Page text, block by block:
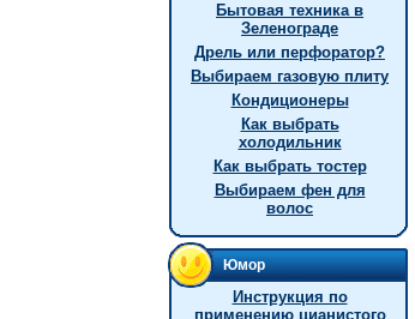
Бытовая техника в
Зеленограде
Дрель или перфоратор?
Выбираем газовую плиту
Кондиционеры
Как выбрать
холодильник
Как выбрать тостер
Выбираем фен для
волос
Юмор
Инстpукция по
пpименению цианистого